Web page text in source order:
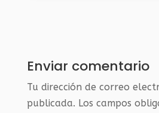
Enviar comentario
Tu dirección de correo
publicada. Los campos